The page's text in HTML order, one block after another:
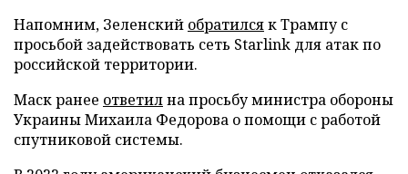
Напомним, Зеленский обратилсяк Трампу с
просьбой задействовать сеть Starlink для атак по
российской территории.
Маск ранее ответилна просьбу министра обороны
Украины Михаила Федорова о помощи с работой
спутниковой системы.